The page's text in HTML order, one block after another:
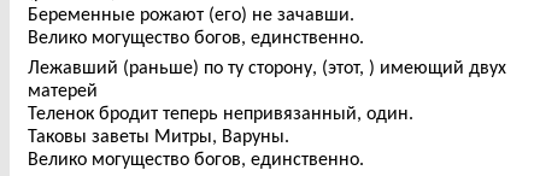
Беременные рожают (его) не зачавши.
Велико могущество богов, единственно.
Лежавший (раньше) по ту сторону, (этот, ) имеющий двух
матерей
Теленок бродит теперь непривязанный, один.
Таковы заветы Митры, Варуны.
Велико могущество богов, единственно.